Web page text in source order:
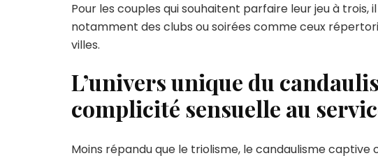
Pour les couples qui souhaitent parfaire leur jeu à trois,
notamment des clubs ou soirées comme ceux
villes.
L’univers unique du
complicité sensuelle au
Moins répandu que le triolisme, le candaulisme